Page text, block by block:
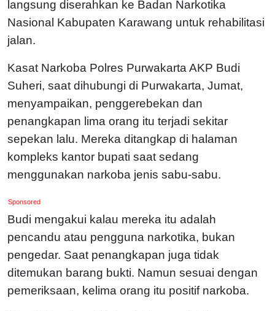
langsung diserahkan ke Badan Narkotika
Nasional Kabupaten Karawang untuk rehabilitasi
jalan.
Kasat Narkoba Polres Purwakarta AKP Budi
Suheri, saat dihubungi di Purwakarta, Jumat,
menyampaikan, penggerebekan dan
penangkapan lima orang itu terjadi sekitar
sepekan lalu. Mereka ditangkap di halaman
kompleks kantor bupati saat sedang
menggunakan narkoba jenis sabu-sabu.
Sponsored
Budi mengakui kalau mereka itu adalah
pencandu atau pengguna narkotika, bukan
pengedar. Saat penangkapan juga tidak
ditemukan barang bukti. Namun sesuai dengan
pemeriksaan, kelima orang itu positif narkoba.